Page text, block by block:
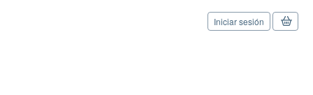
Iniciar sesión